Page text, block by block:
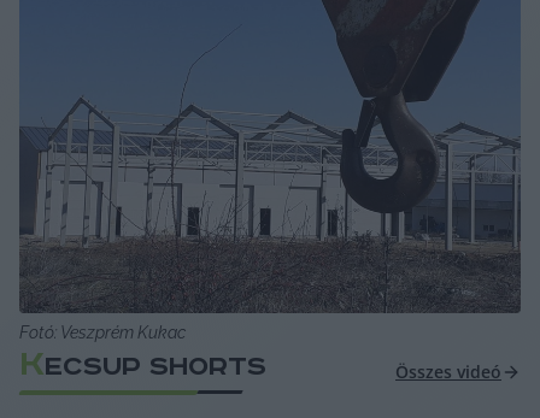
Fotó: Veszprém Kukac
KECSUP SHORTS Összes videó